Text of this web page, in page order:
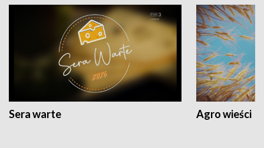
Sera warte Agro wieści